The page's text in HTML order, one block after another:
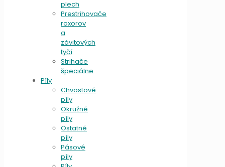
plech
Prestrihovače
roxorov
a
závitových
tyčí
Strihače
špeciálne
Píly
Chvostové
píly
Okružné
píly
Ostatné
píly
Pásové
píly